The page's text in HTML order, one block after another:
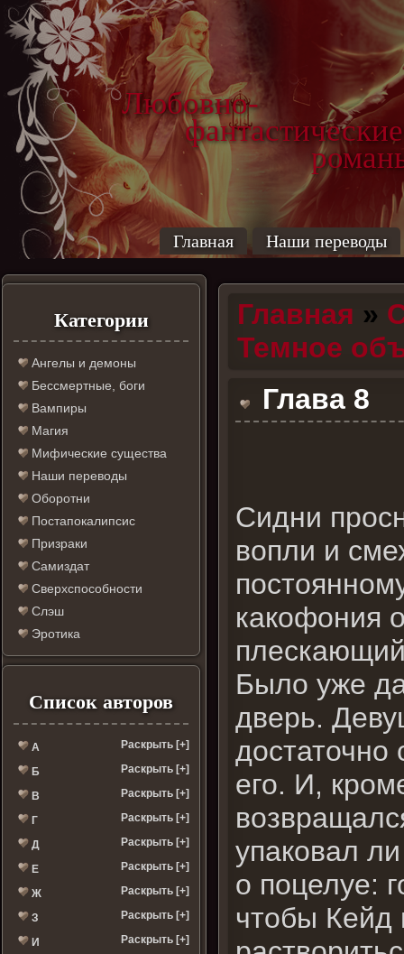
Любовно-
фантастические
Главная Наши переводы
Категории
Ангелы и демоны
Бессмертные, боги
Вампиры
Магия
Мифические существа
Наши переводы
Оборотни
Постапокалипсис
Призраки
Самиздат
Сверхспособности
Слэш
Эротика
Список авторов
А Раскрыть [+]
Б Раскрыть [+]
В Раскрыть [+]
Г Раскрыть [+]
Д Раскрыть [+]
Е Раскрыть [+]
Ж Раскрыть [+]
З Раскрыть [+]
И Раскрыть [+]
Главная »
Темное
Глава 8
Сидни
вопли и
какофония
Было уже
дверь.
достаточно
его. И,
упаковал
о поцелуе:
чтобы Кейд